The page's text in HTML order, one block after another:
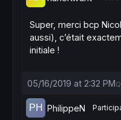
Super, merci bcp
aussi), c’était
initiale !
05/16/2019 at 2:32 PM
PhilippeN